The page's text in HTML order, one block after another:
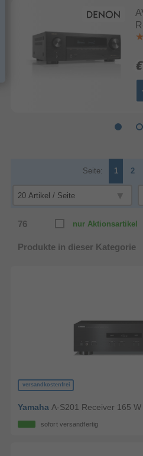
€
€
Seite: 1 2
nur Aktionsartikel
76
Produkte in dieser Kategorie
versandkostenfrei
Yamaha A-S201 Receiver 165
sofort versandfertig